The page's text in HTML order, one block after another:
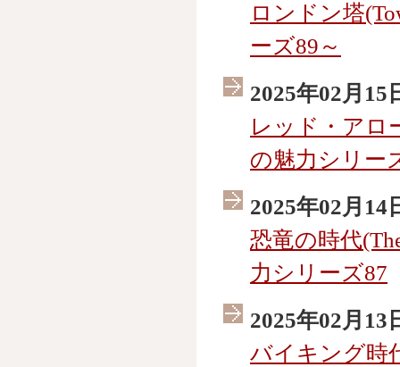
ロンドン塔
ーズ89～
2025年02月15
レッド・アロ
の魅力シリー
2025年02月14
恐竜の時代
力シリーズ87
2025年02月13
バイキング時